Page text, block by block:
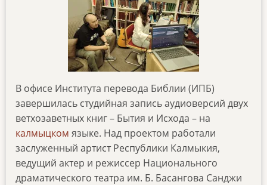
В офисе Института перевода Библии (ИПБ)
завершилась студийная запись аудиоверсий двух
ветхозаветных книг – Бытия и Исхода – на
калмыцком языке. Над проектом работали
заслуженный артист Республики Калмыкия,
ведущий актер и режиссер Национального
драматического театра им. Б. Басангова Санджи